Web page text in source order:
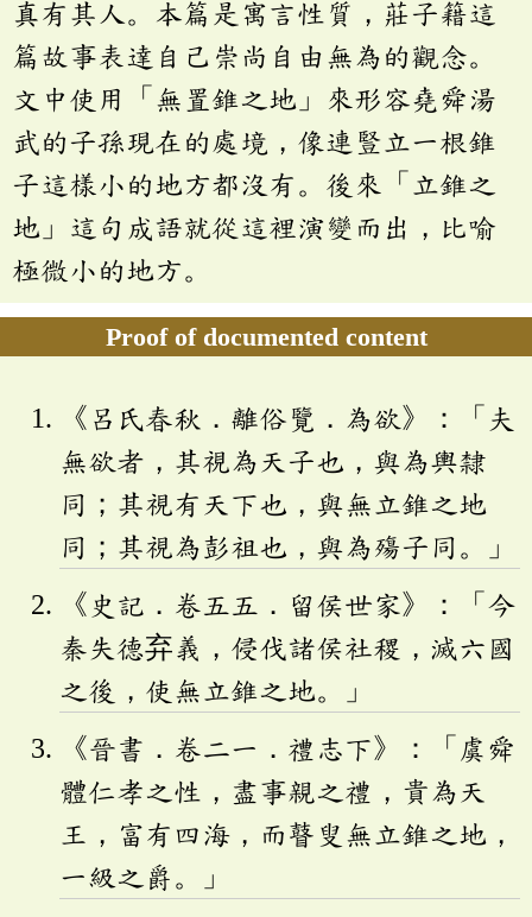
真有其人。本篇是寓言性質，莊子籍這
篇故事表達自己崇尚自由無為的觀念。
文中使用「無置錐之地」來形容堯舜湯
武的子孫現在的處境，像連豎立一根錐
子這樣小的地方都沒有。後來「立錐之
地」這句成語就從這裡演變而出，比喻
極微小的地方。
Proof of documented content
《呂氏春秋．離俗覽．為欲》：「夫
無欲者，其視為天子也，與為輿隸
同；其視有天下也，與無立錐之地
同；其視為彭祖也，與為殤子同。」
《史記．卷五五．留侯世家》：「今
秦失德弃義，侵伐諸侯社稷，滅六國
之後，使無立錐之地。」
《晉書．卷二一．禮志下》：「虞舜
體仁孝之性，盡事親之禮，貴為天
王，富有四海，而瞽叟無立錐之地，
一級之爵。」